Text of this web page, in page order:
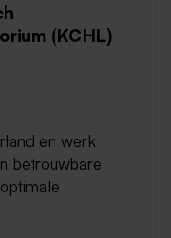
(KCHL)
en werk
betrouwbare